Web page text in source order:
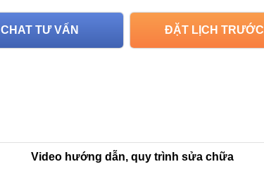
CHAT TƯ VẤN ĐẶT LỊCH TRƯỚC
Video hướng dẫn, quy trình sửa chữa